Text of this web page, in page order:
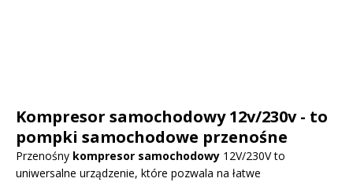
Kompresor samochodowy 12v/230v - to
pompki samochodowe przenośne
Przenośny kompresor samochodowy 12V/230V to
uniwersalne urządzenie, które pozwala na łatwe